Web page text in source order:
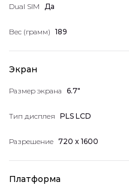
Dual SIM Да
Вес (грамм) 189
Экран
Размер экрана 6.7"
Тип дисплея PLS LCD
Разрешение 720 x 1600
Платформа
Мои заказы
Избранное